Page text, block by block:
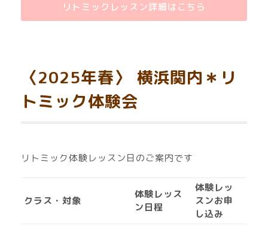
リトミックレッスン詳細はこちら
〈2025年春〉 横浜関内＊リ
トミック体験会
リトミック体験レッスン日のご案内です
クラス・対象
体験レッス
ン日程
体験レッ
スンお申
し込み